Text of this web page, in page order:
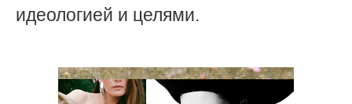
идеологией и целями.